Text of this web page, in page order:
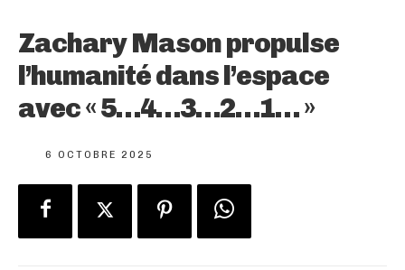
Zachary Mason propulse
l’humanité dans l’espace
avec « 5…4…3…2…1… »
6 OCTOBRE 2025